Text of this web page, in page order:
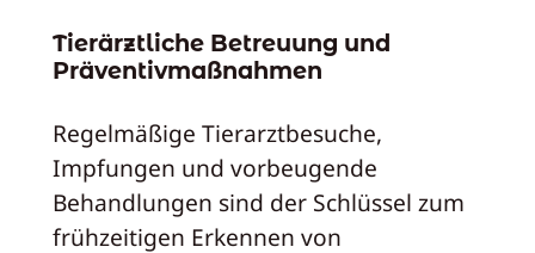
Tierärztliche Betreuung und
Präventivmaßnahmen
Regelmäßige Tierarztbesuche,
Impfungen und vorbeugende
Behandlungen sind der Schlüssel zum
frühzeitigen Erkennen von